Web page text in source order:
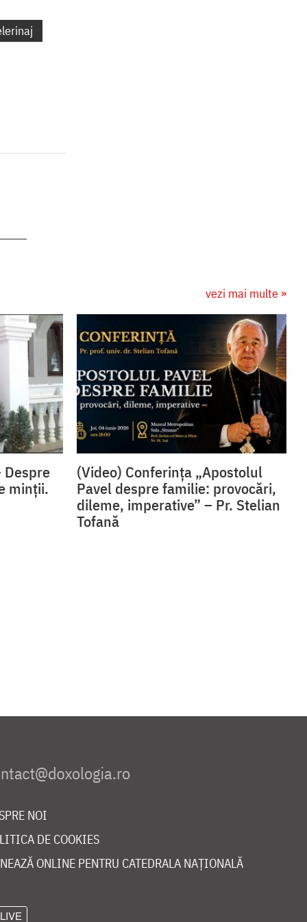
vezi mai multe »
Despre
minții.
(Video) Conferința „Apostolul
Pavel despre familie: provocări,
dileme, imperative” – Pr. Stelian
Tofană
NOI
DE COOKIES
ONLINE PENTRU CATEDRALA NAȚIONALĂ
LIVE